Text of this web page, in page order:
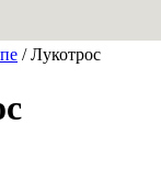
/ Лукотрос